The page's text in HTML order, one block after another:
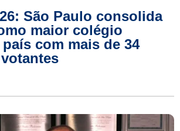
São Paulo consolida
maior colégio
com mais de 34